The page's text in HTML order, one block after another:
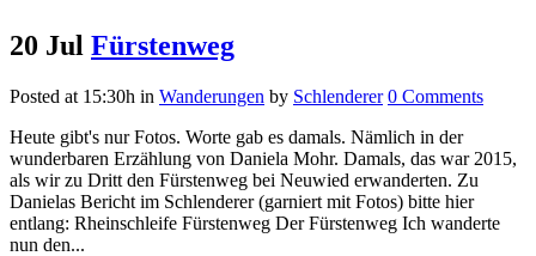
20 Jul Fürstenweg
Posted at 15:30h in Wanderungen by Schlenderer 0 Comments
Heute gibt's nur Fotos. Worte gab es damals. Nämlich in der
wunderbaren Erzählung von Daniela Mohr. Damals, das war 2015,
als wir zu Dritt den Fürstenweg bei Neuwied erwanderten. Zu
Danielas Bericht im Schlenderer (garniert mit Fotos) bitte hier
entlang: Rheinschleife Fürstenweg Der Fürstenweg Ich wanderte
nun den...